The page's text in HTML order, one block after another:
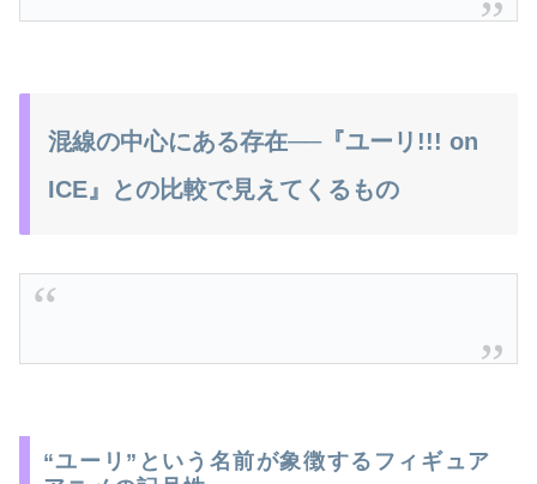
混線の中心にある存在──『ユーリ!!! on
ICE』との比較で見えてくるもの
“ユーリ”という名前が象徴するフィギュア